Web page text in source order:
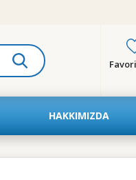
HAKKIMIZDA